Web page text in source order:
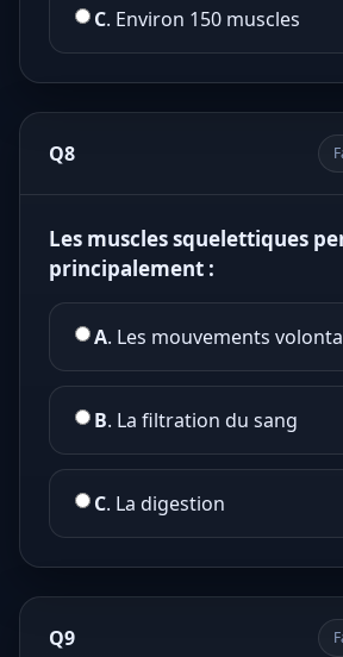
C. Environ 150 muscles
Q8
Les muscles squelettiques
principalement :
A. Les mouvements
B. La filtration du sang
C. La digestion
Q9